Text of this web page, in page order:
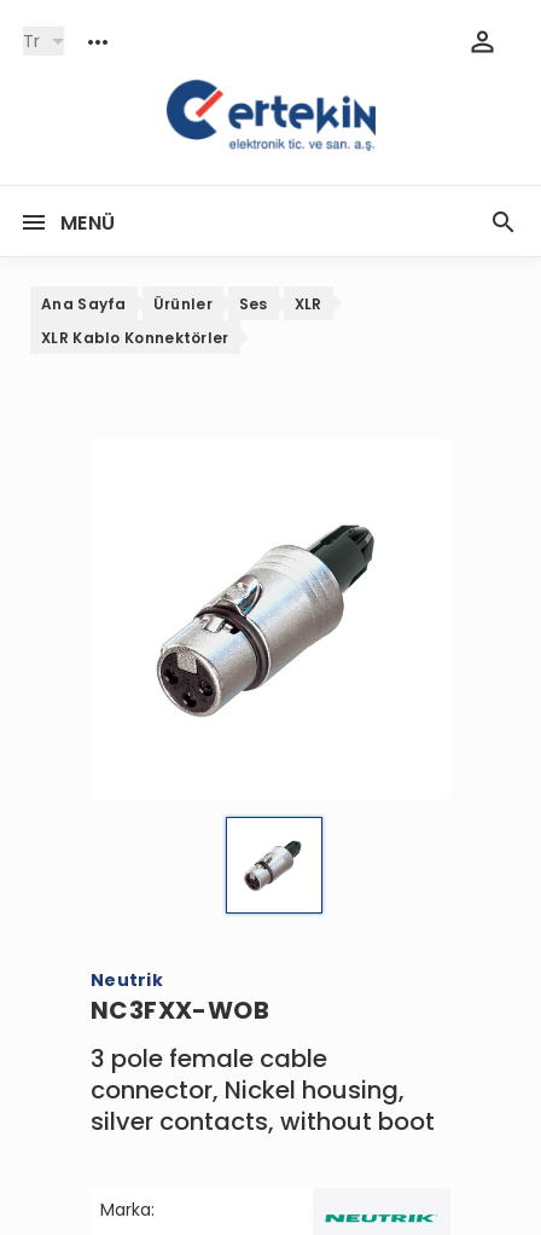
Tr
MENÜ
Ana Sayfa Ürünler Ses
XLR
XLR Kablo Konnektörler
Neutrik
NC3FXX-WOB
3 pole female cable
connector, Nickel housing,
silver contacts, without boot
Marka: